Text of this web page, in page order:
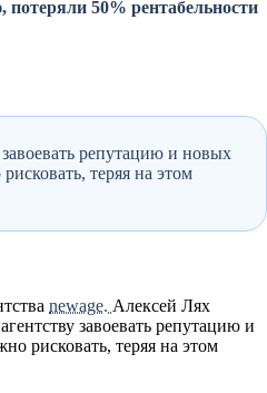
50% рентабельности
репутацию и новых
теряя на этом
newage. Алексей Лях
завоевать репутацию и
рисковать, теряя на этом